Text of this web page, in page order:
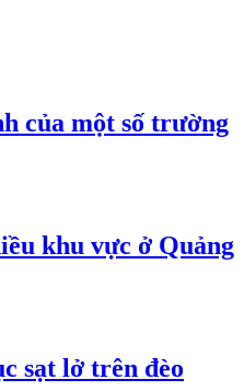
của một số trường
khu vực ở Quảng
sạt lở trên đèo